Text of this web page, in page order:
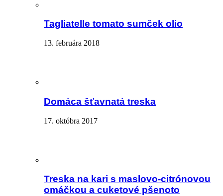
Tagliatelle tomato sumček olio
13. februára 2018
Domáca šťavnatá treska
17. októbra 2017
Treska na kari s maslovo-citrónovou
omáčkou a cuketové pšenoto